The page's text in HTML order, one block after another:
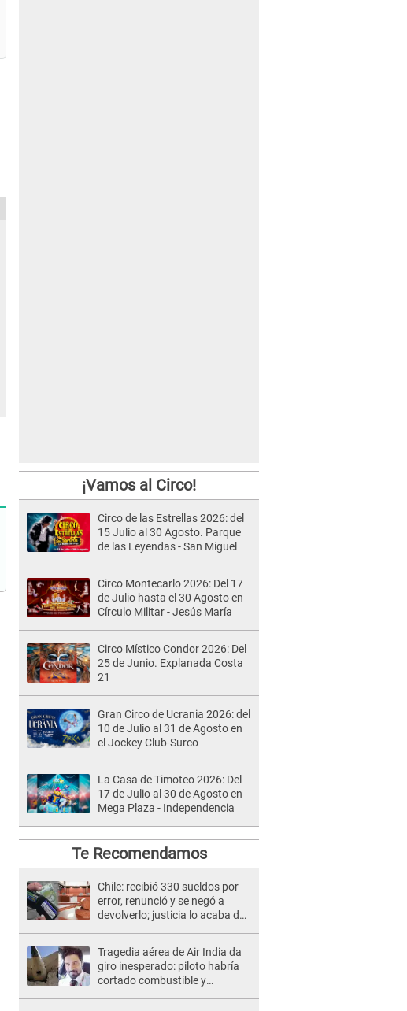
¡Vamos al Circo!
Circo de las Estrellas 2026: del
15 Julio al 30 Agosto. Parque
de las Leyendas - San Miguel
Circo Montecarlo 2026: Del 17
de Julio hasta el 30 Agosto en
Círculo Militar - Jesús María
Circo Místico Condor 2026: Del
25 de Junio. Explanada Costa
21
Gran Circo de Ucrania 2026: del
10 de Julio al 31 de Agosto en
el Jockey Club-Surco
La Casa de Timoteo 2026: Del
17 de Julio al 30 de Agosto en
Mega Plaza - Independencia
Te Recomendamos
Chile: recibió 330 sueldos por
error, renunció y se negó a
devolverlo; justicia lo acaba de
Tragedia aérea de Air India da
giro inesperado: piloto habría
cortado combustible y